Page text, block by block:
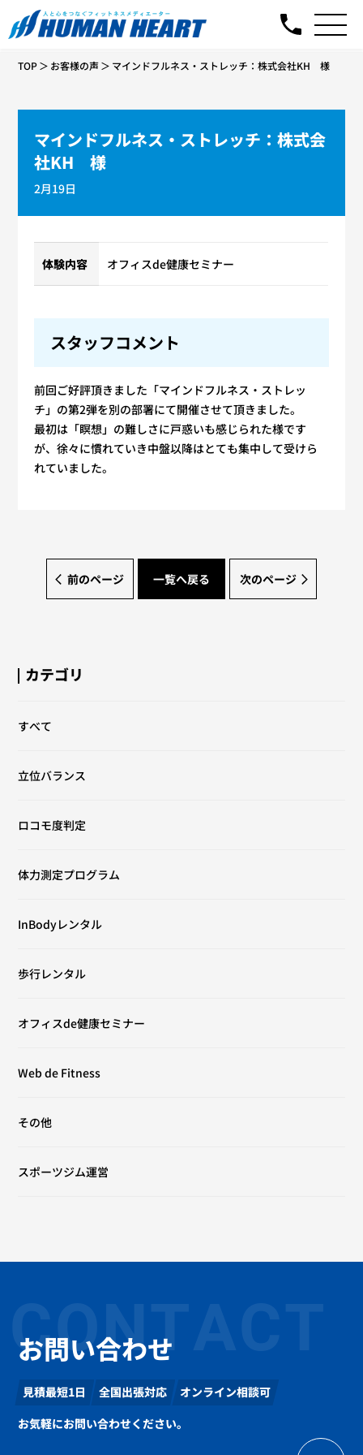
TOP お客様の声 マインドフルネス・ストレッチ：株式会社KH 様
マインドフルネス・ストレッチ：株式会
社KH 様
2月19日
体験内容 オフィスde健康セミナー
スタッフコメント
前回ご好評頂きました「マインドフルネス・ストレッ
チ」の第2弾を別の部署にて開催させて頂きました。
最初は「瞑想」の難しさに戸惑いも感じられた様です
が、徐々に慣れていき中盤以降はとても集中して受けら
れていました。
前のページ 一覧へ戻る 次のページ
カテゴリ
すべて
立位バランス
ロコモ度判定
体力測定プログラム
InBodyレンタル
歩行レンタル
オフィスde健康セミナー
Web de Fitness
その他
スポーツジム運営
お問い合わせ
CONTACT
見積最短1日 全国出張対応
オンライン相談可
お気軽にお問い合わせください。